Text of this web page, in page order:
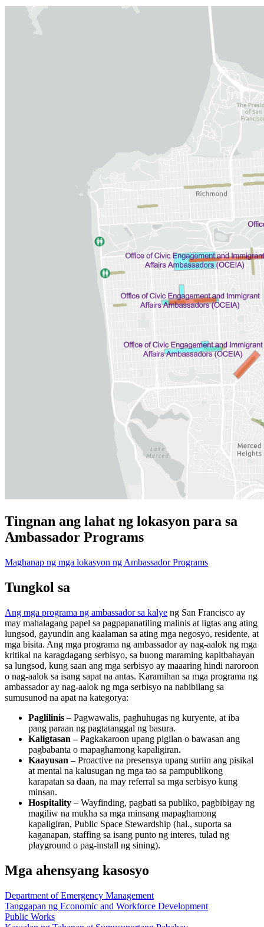
Tingnan ang lahat ng lokasyon para sa
Ambassador Programs
Maghanap ng mga lokasyon ng Ambassador Programs
Tungkol sa
Ang mga programa ng ambassador sa kalye ng San Francisco ay
may mahalagang papel sa pagpapanatiling malinis at ligtas ang ating
lungsod, gayundin ang kaalaman sa ating mga negosyo, residente, at
mga bisita. Ang mga programa ng ambassador ay nag-aalok ng mga
kritikal na karagdagang serbisyo, sa buong maraming kapitbahayan
sa lungsod, kung saan ang mga serbisyo ay maaaring hindi naroroon
o nag-aalok sa isang sapat na antas. Karamihan sa mga programa ng
ambassador ay nag-aalok ng mga serbisyo na nabibilang sa
sumusunod na apat na kategorya:
Paglilinis –Pagwawalis, paghuhugas ng kuryente, at iba
pang paraan ng pagtatanggal ng basura.
Kaligtasan –Pagkakaroon upang pigilan o bawasan ang
pagbabanta o mapaghamong kapaligiran.
Kaayusan –Proactive na presensya upang suriin ang pisikal
at mental na kalusugan ng mga tao sa pampublikong
karapatan sa daan, na may referral sa mga serbisyo kung
minsan.
Hospitality – Wayfinding, pagbati sa publiko, pagbibigay ng
magiliw na mukha sa mga minsang mapaghamong
kapaligiran, Public Space Stewardship (hal., suporta sa
kaganapan, staffing sa isang punto ng interes, tulad ng
playground o pag-install ng sining).
Mga ahensyang kasosyo
Department of Emergency Management
Tanggapan ng Economic and Workforce Development
Public Works